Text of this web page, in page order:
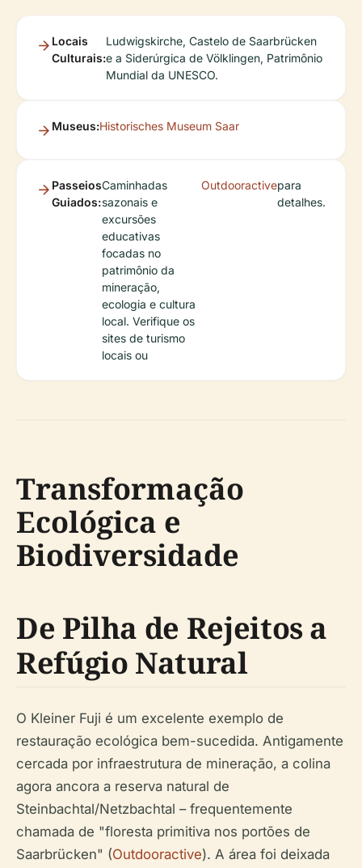
Locais
Culturais:
Ludwigskirche, Castelo de Saarbrücken
e a Siderúrgica de Völklingen, Patrimônio
Mundial da UNESCO.
Museus:Historisches Museum Saar
Passeios
Guiados:
Caminhadas
sazonais e
excursões
educativas
focadas no
patrimônio da
mineração,
ecologia e cultura
local. Verifique os
sites de turismo
locais ou
Outdooractivepara
detalhes.
Transformação
Ecológica e
Biodiversidade
De Pilha de Rejeitos a
Refúgio Natural
O Kleiner Fuji é um excelente exemplo de
restauração ecológica bem-sucedida. Antigamente
cercada por infraestrutura de mineração, a colina
agora ancora a reserva natural de
Steinbachtal/Netzbachtal – frequentemente
chamada de "floresta primitiva nos portões de
Saarbrücken" (Outdooractive). A área foi deixada